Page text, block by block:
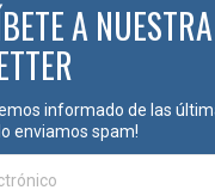
A NUESTRA
informado de las
enviamos spam!